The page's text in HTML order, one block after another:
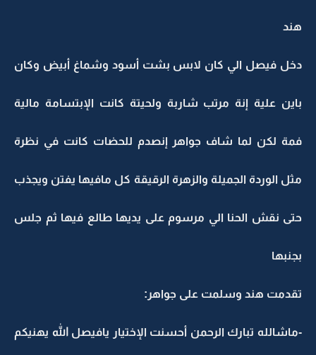
هند
دخل فيصل الي كان لابس بشت أسود وشماغ أبيض وكان
باين علية إنة مرتب شاربة ولحيتة كانت الإبتسامة مالية
فمة لكن لما شاف جواهر إنصدم للحضات كانت في نظرة
مثل الوردة الجميلة والزهرة الرقيقة كل مافيها يفتن ويجذب
حتى نقش الحنا الي مرسوم على يديها طالع فيها ثم جلس
بجنبها
تقدمت هند وسلمت على جواهر:
-ماشالله تبارك الرحمن أحسنت الإختيار يافيصل الله يهنيكم